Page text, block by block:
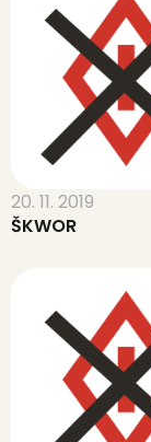
20. 11. 2019
ŠKWOR